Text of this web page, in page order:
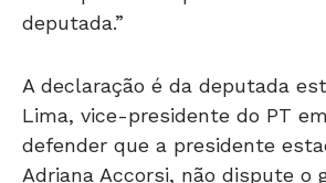
deputada.”
A declaração é da deputada
Lima, vice-presidente do PT
defender que a presidente
Adriana Accorsi, não dispute o